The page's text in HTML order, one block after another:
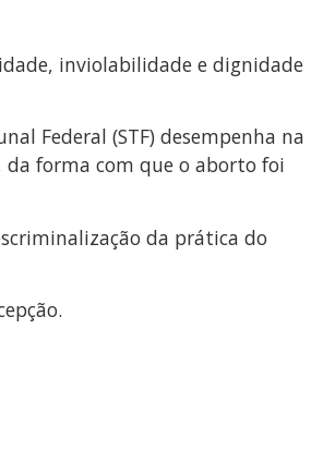
inviolabilidade e dignidade
Federal (STF) desempenha na
forma com que o aborto foi
da prática do